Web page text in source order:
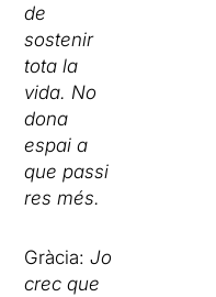
de
sostenir
tota la
vida. No
dona
espai a
que passi
res més.
Gràcia:Jo
crec que